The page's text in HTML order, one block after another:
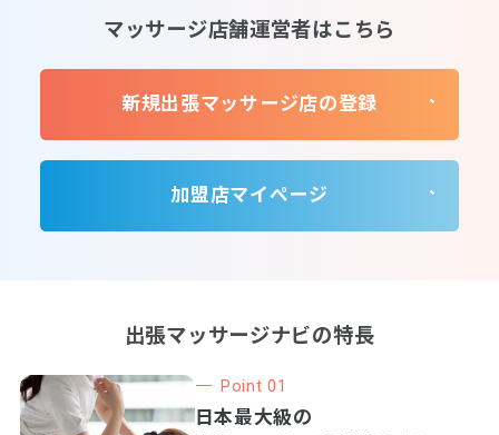
マッサージ店舗運営者はこちら
新規出張マッサージ店の登録
加盟店マイページ
出張マッサージナビの特長
Point 01
日本最大級の